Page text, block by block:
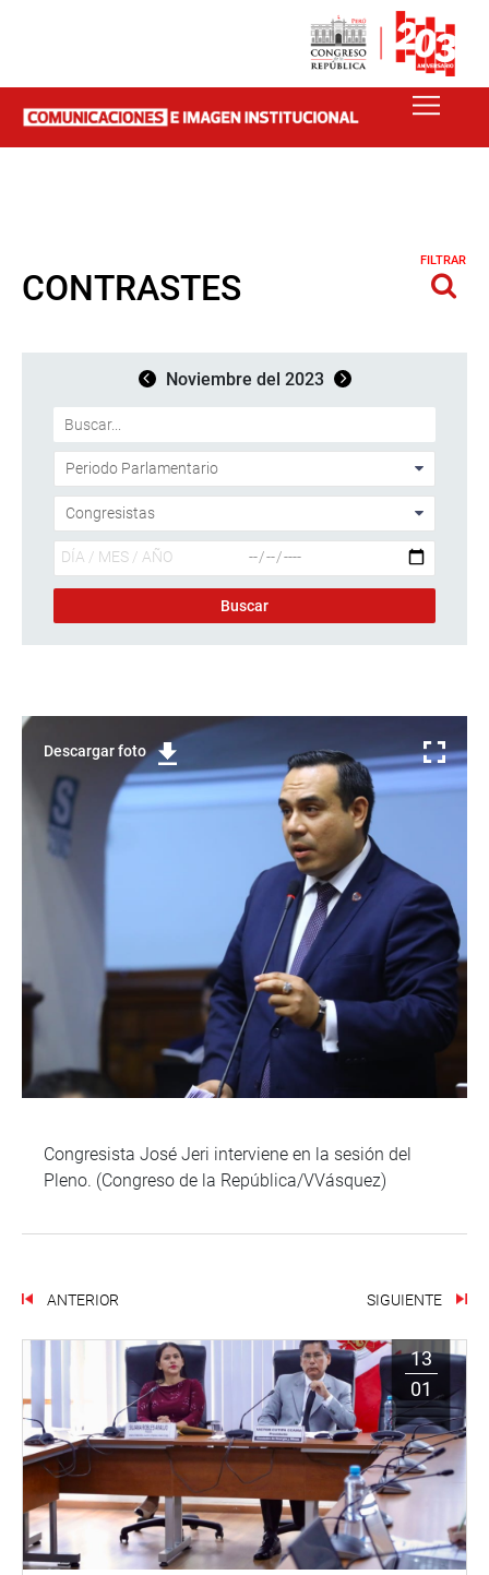
CONTRASTES
FILTRAR
Noviembre del 2023
Descargar foto
Congresista José Jeri interviene en la sesión del
Pleno. (Congreso de la República/VVásquez)
ANTERIOR SIGUIENTE
13
01